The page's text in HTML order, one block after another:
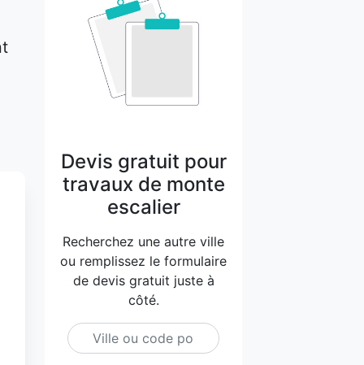
Devis gratuit pour
travaux de monte
escalier
Recherchez une autre ville
ou remplissez le formulaire
de devis gratuit juste à
côté.